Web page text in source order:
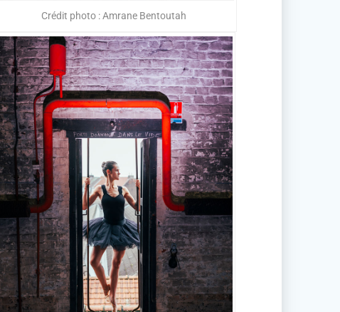
Crédit photo : Amrane Bentoutah